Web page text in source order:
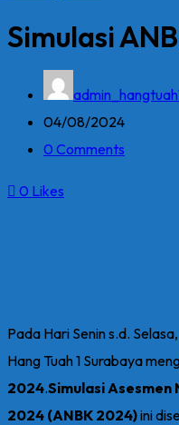
Simulasi
04/08/2024
0 Comments
0 Likes
Pada Hari Senin s.d.
Hang Tuah 1 Surabaya
2024.Simulasi Asesmen
2024 (ANBK 2024)ini